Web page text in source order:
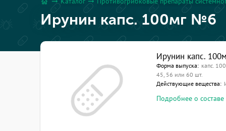
Ирунин капс. 100мг №6
Ирунин капс.
Форма выпуска: капс.
45, 56 или 60 шт.
Действующие вещества:
Подробнее о составе